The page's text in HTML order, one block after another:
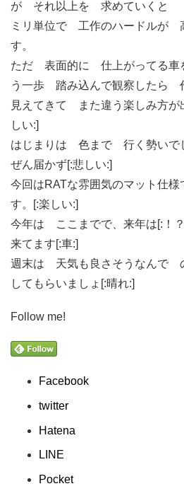
が それ以上を 求めていくと
ミリ単位で 工作のハードルが
す。
ただ 表面的に 仕上がってる
う一歩 踏み込んで観察したら
見えてきて また違う楽しみ方が
しい:]
はじまりは 色まで 行く勢い
ぜん届かず[:悲しい:]
今回はRATな雰囲気のマット仕
す。[:楽しい:]
今年は ここまでで、来年は[:！
来てます[:車:]
週末は 天気も良さそうなんで
してもらいましょ[:晴れ:]
Follow me!
Facebook
twitter
Hatena
LINE
Pocket